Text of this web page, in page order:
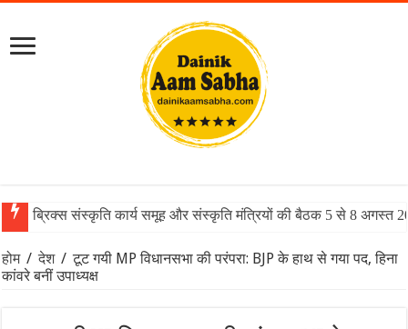
ब्रिक्स संस्कृति कार्य समूह और संस्कृति मंत्रियों की बैठक 5 से 8 अगस्त
होम / देश / टूट गयी MP विधानसभा की परंपरा: BJP के हाथ से गया पद, हिना
कांवरे बनीं उपाध्यक्ष